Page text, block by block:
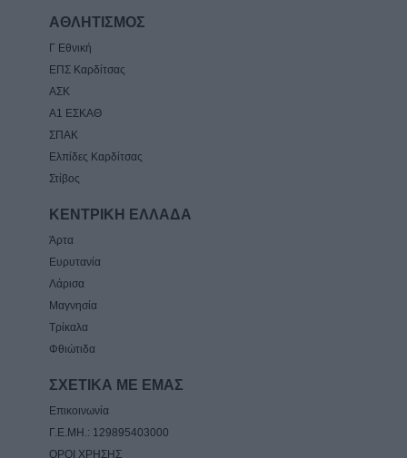
ΑΘΛΗΤΙΣΜΟΣ
Γ Εθνική
ΕΠΣ Καρδίτσας
ΑΣΚ
Α1 ΕΣΚΑΘ
ΣΠΑΚ
Ελπίδες Καρδίτσας
Στίβος
ΚΕΝΤΡΙΚΗ ΕΛΛΑΔΑ
Άρτα
Ευρυτανία
Λάρισα
Μαγνησία
Τρίκαλα
Φθιώτιδα
ΣΧΕΤΙΚΑ ΜΕ ΕΜΑΣ
Επικοινωνία
Γ.Ε.ΜΗ.: 129895403000
ΟΡΟΙ ΧΡΗΣΗΣ